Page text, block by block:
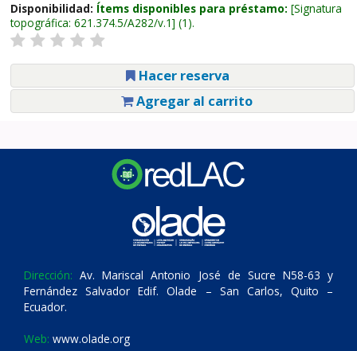
Disponibilidad: Ítems disponibles para préstamo: Signatura
topográfica: 621.374.5/A282/v.1 (1).
Hacer reserva
Agregar al carrito
Dirección: Av. Mariscal Antonio José de Sucre N58-63 y
Fernández Salvador Edif. Olade – San Carlos, Quito –
Ecuador.
Web: www.olade.org